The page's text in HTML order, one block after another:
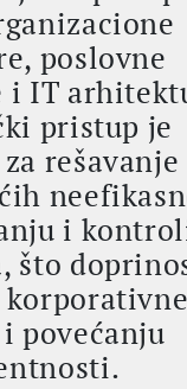
poslovne
i IT
pristup je
rešavanje
i
što
povećanju